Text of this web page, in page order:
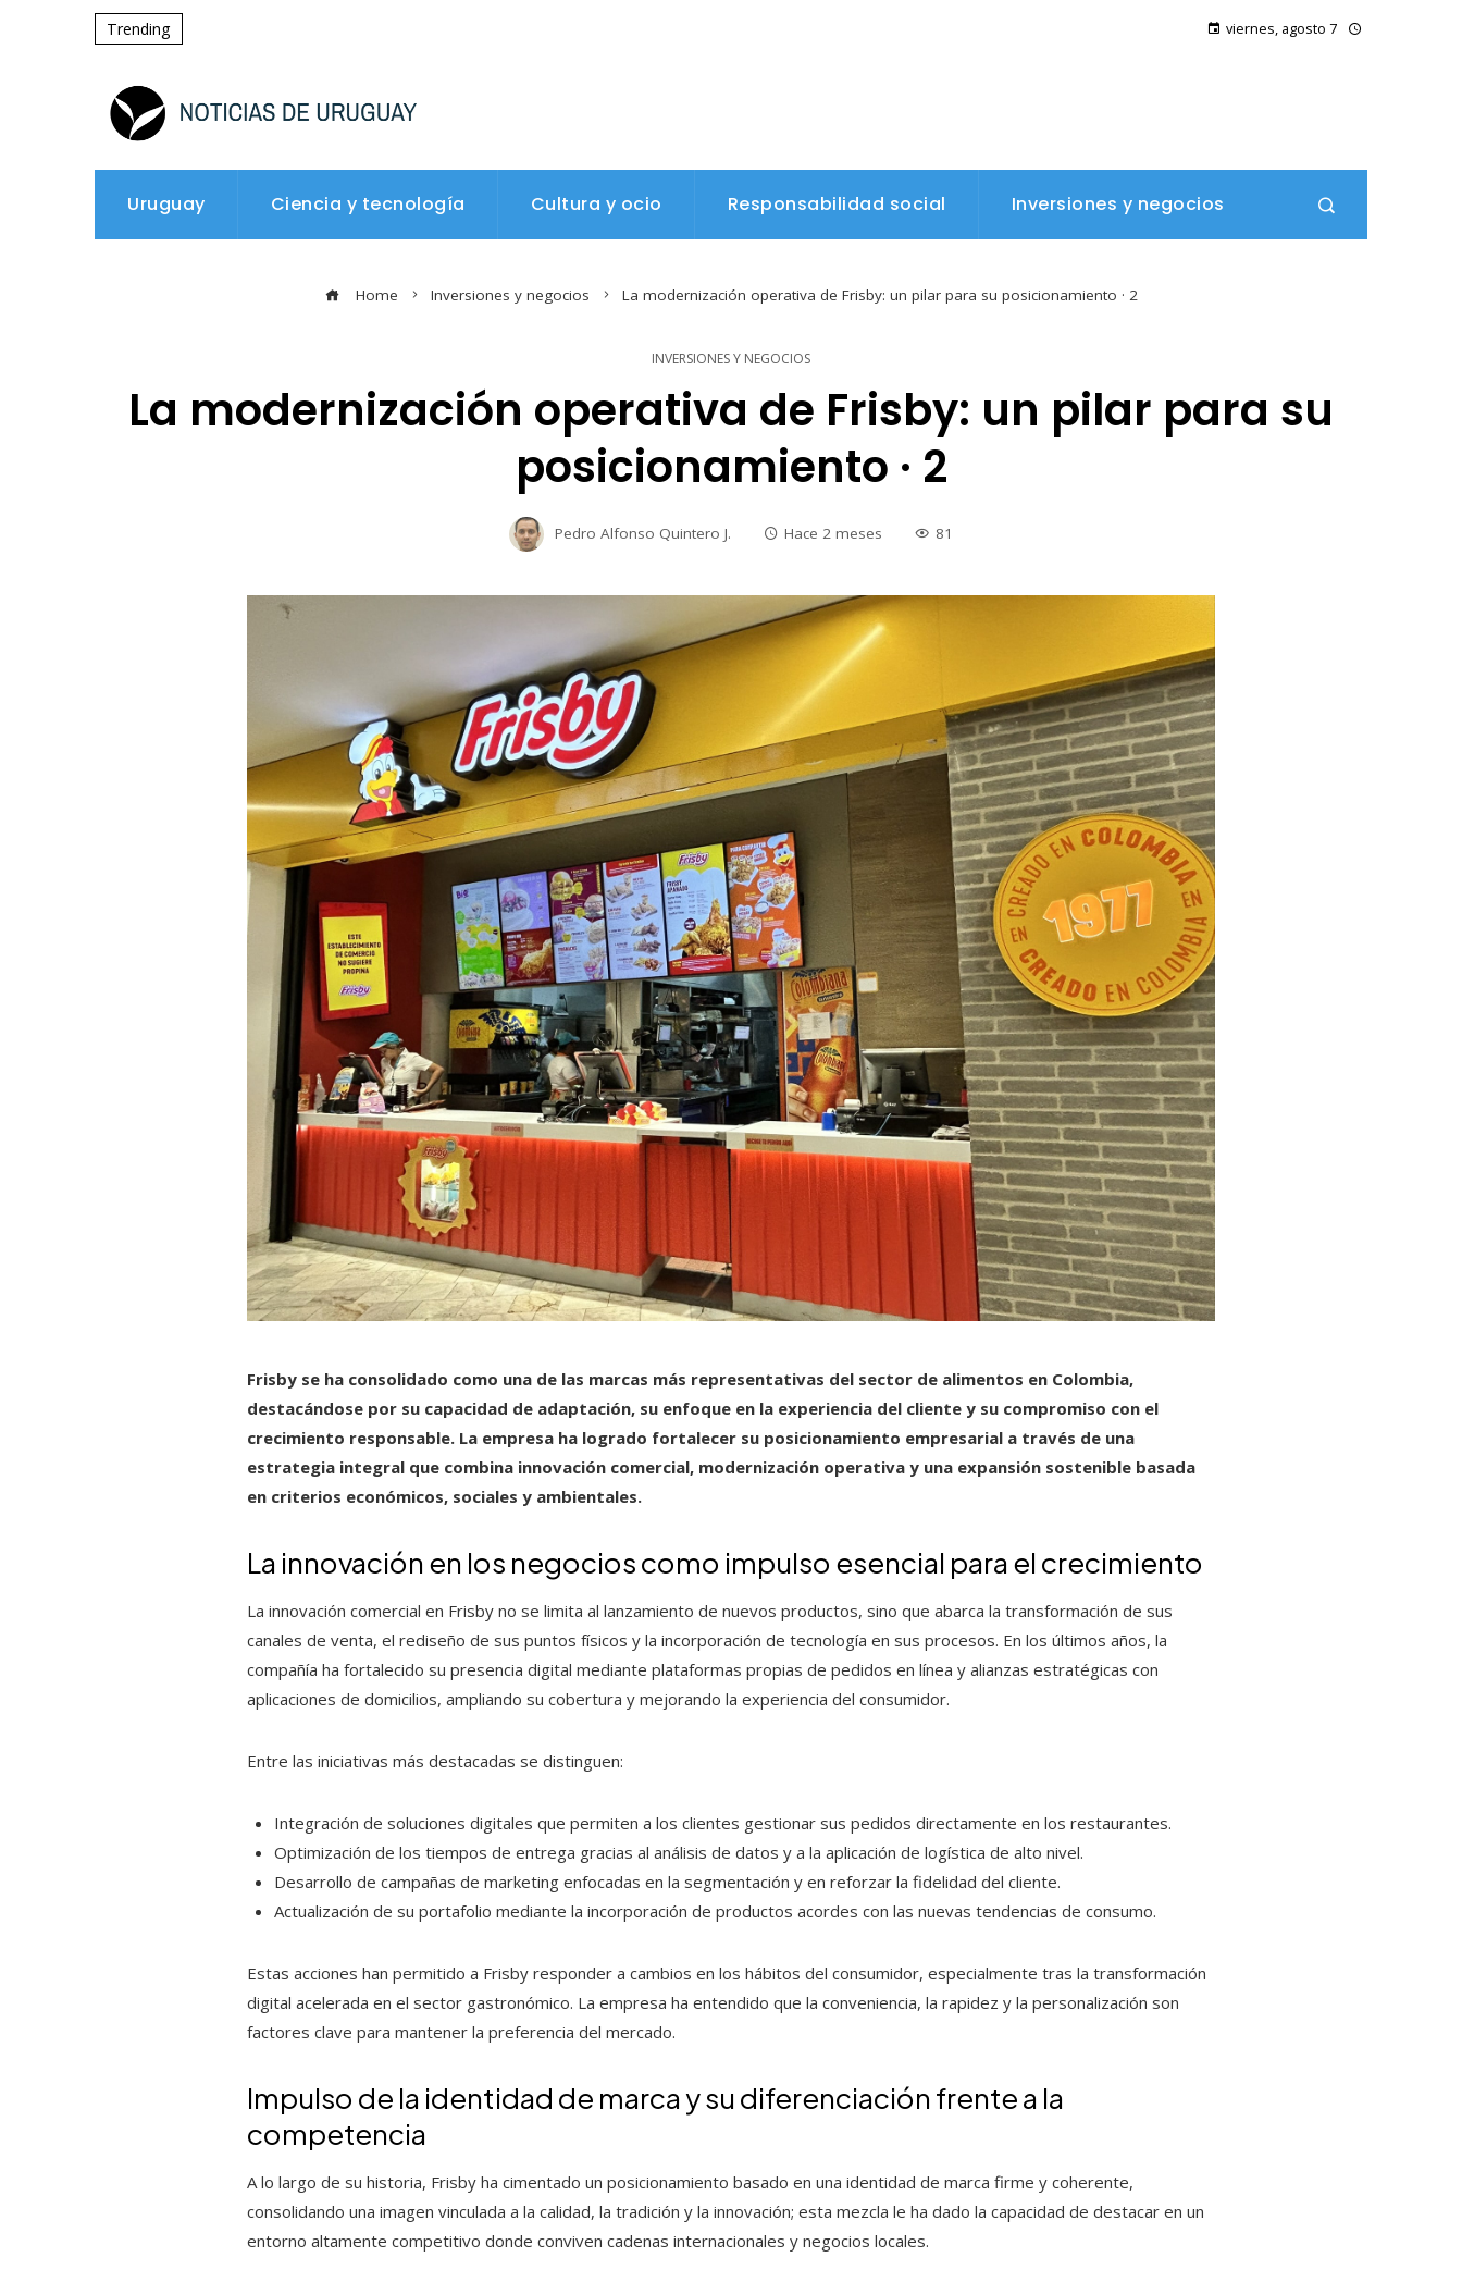
Trending viernes, agosto 7
Uruguay Ciencia y tecnología Cultura y ocio Responsabilidad social Inversiones y negocios
Home Inversiones y negocios La modernización operativa de Frisby: un pilar para su posicionamiento · 2
INVERSIONES Y NEGOCIOS
La modernización operativa de Frisby: un pilar para su
posicionamiento · 2
Pedro Alfonso Quintero J. Hace 2 meses 81
Frisby se ha consolidado como una de las marcas más representativas del sector de alimentos en Colombia,
destacándose por su capacidad de adaptación, su enfoque en la experiencia del cliente y su compromiso con el
crecimiento responsable. La empresa ha logrado fortalecer su posicionamiento empresarial a través de una
estrategia integral que combina innovación comercial, modernización operativa y una expansión sostenible basada
en criterios económicos, sociales y ambientales.
La innovación en los negocios como impulso esencial para el crecimiento
La innovación comercial en Frisby no se limita al lanzamiento de nuevos productos, sino que abarca la transformación de sus
canales de venta, el rediseño de sus puntos físicos y la incorporación de tecnología en sus procesos. En los últimos años, la
compañía ha fortalecido su presencia digital mediante plataformas propias de pedidos en línea y alianzas estratégicas con
aplicaciones de domicilios, ampliando su cobertura y mejorando la experiencia del consumidor.
Entre las iniciativas más destacadas se distinguen:
Integración de soluciones digitales que permiten a los clientes gestionar sus pedidos directamente en los restaurantes.
Optimización de los tiempos de entrega gracias al análisis de datos y a la aplicación de logística de alto nivel.
Desarrollo de campañas de marketing enfocadas en la segmentación y en reforzar la fidelidad del cliente.
Actualización de su portafolio mediante la incorporación de productos acordes con las nuevas tendencias de consumo.
Estas acciones han permitido a Frisby responder a cambios en los hábitos del consumidor, especialmente tras la transformación
digital acelerada en el sector gastronómico. La empresa ha entendido que la conveniencia, la rapidez y la personalización son
factores clave para mantener la preferencia del mercado.
Impulso de la identidad de marca y su diferenciación frente a la
competencia
A lo largo de su historia, Frisby ha cimentado un posicionamiento basado en una identidad de marca firme y coherente,
consolidando una imagen vinculada a la calidad, la tradición y la innovación; esta mezcla le ha dado la capacidad de destacar en un
entorno altamente competitivo donde conviven cadenas internacionales y negocios locales.